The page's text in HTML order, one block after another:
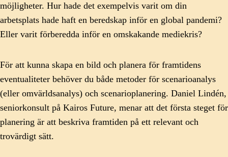
möjligheter. Hur hade det exempelvis varit om din
arbetsplats hade haft en beredskap inför en global pandemi?
Eller varit förberedda inför en omskakande mediekris?
För att kunna skapa en bild och planera för framtidens
eventualiteter behöver du både metoder för scenarioanalys
(eller omvärldsanalys) och scenarioplanering. Daniel Lindén,
seniorkonsult på Kairos Future, menar att det första steget för
planering är att beskriva framtiden på ett relevant och
trovärdigt sätt.